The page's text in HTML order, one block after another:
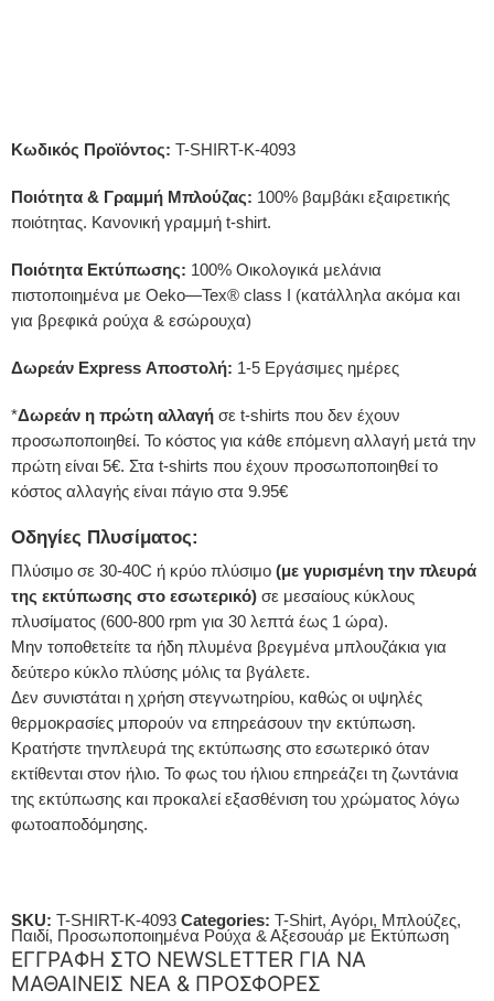
Κωδικός Προϊόντος: T-SHIRT-K-4093
Ποιότητα & Γραμμή Μπλούζας: 100% βαμβάκι εξαιρετικής
ποιότητας. Κανονική γραμμή t-shirt.
Ποιότητα Εκτύπωσης: 100% Οικολογικά μελάνια
πιστοποιημένα με Oeko—Tex® class I (κατάλληλα ακόμα και
για βρεφικά ρούχα & εσώρουχα)
Δωρεάν Express Αποστολή: 1-5 Εργάσιμες ημέρες
*Δωρεάν η πρώτη αλλαγή σε t-shirts που δεν έχουν
προσωποποιηθεί. Το κόστος για κάθε επόμενη αλλαγή μετά την
πρώτη είναι 5€. Στα t-shirts που έχουν προσωποποιηθεί το
κόστος αλλαγής είναι πάγιο στα 9.95€
Οδηγίες Πλυσίματος:
Πλύσιμο σε 30-40C ή κρύο πλύσιμο (με γυρισμένη την πλευρά
της εκτύπωσης στο εσωτερικό) σε μεσαίους κύκλους
πλυσίματος (600-800 rpm για 30 λεπτά έως 1 ώρα).
Μην τοποθετείτε τα ήδη πλυμένα βρεγμένα μπλουζάκια για
δεύτερο κύκλο πλύσης μόλις τα βγάλετε.
Δεν συνιστάται η χρήση στεγνωτηρίου, καθώς οι υψηλές
θερμοκρασίες μπορούν να επηρεάσουν την εκτύπωση.
Κρατήστε τηνπλευρά της εκτύπωσης στο εσωτερικό όταν
εκτίθενται στον ήλιο. Το φως του ήλιου επηρεάζει τη ζωντάνια
της εκτύπωσης και προκαλεί εξασθένιση του χρώματος λόγω
φωτοαποδόμησης.
SKU: T-SHIRT-K-4093 Categories: T-Shirt, Αγόρι, Μπλούζες,
Παιδί, Προσωποποιημένα Ρούχα & Αξεσουάρ με Εκτύπωση
ΕΓΓΡΑΦΗ ΣΤΟ NEWSLETTER ΓΙΑ ΝΑ
ΜΑΘΑΙΝΕΙΣ ΝΕΑ & ΠΡΟΣΦΟΡΕΣ